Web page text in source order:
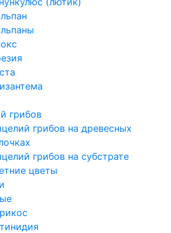
грибов
грибов на древесных
грибов на субстрате
цветы